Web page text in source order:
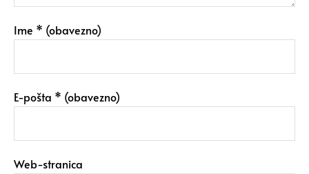
Ime * (obavezno)
E-pošta * (obavezno)
Web-stranica